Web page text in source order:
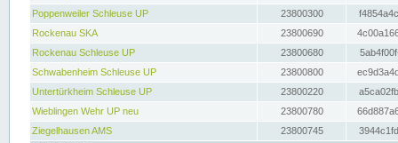
Poppenweiler Schleuse UP
23800300
Rockenau SKA
23800690
Rockenau Schleuse UP
23800680
Schwabenheim Schleuse UP
23800800
Untertürkheim Schleuse UP
23800220
Wieblingen Wehr UP neu
23800780
Ziegelhausen AMS
23800745